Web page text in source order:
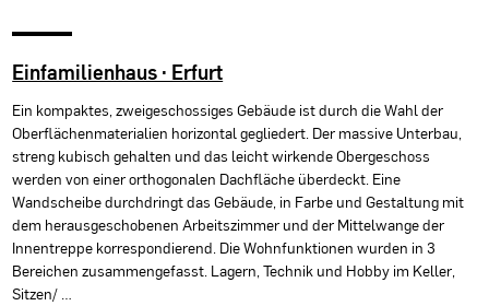
Einfamilienhaus · Erfurt
Ein kompaktes, zweigeschossiges Gebäude ist durch die Wahl der
Oberflächenmaterialien horizontal gegliedert. Der massive Unterbau,
streng kubisch gehalten und das leicht wirkende Obergeschoss
werden von einer orthogonalen Dachfläche überdeckt. Eine
Wandscheibe durchdringt das Gebäude, in Farbe und Gestaltung mit
dem herausgeschobenen Arbeitszimmer und der Mittelwange der
Innentreppe korrespondierend. Die Wohnfunktionen wurden in 3
Bereichen zusammengefasst. Lagern, Technik und Hobby im Keller,
Sitzen/ …